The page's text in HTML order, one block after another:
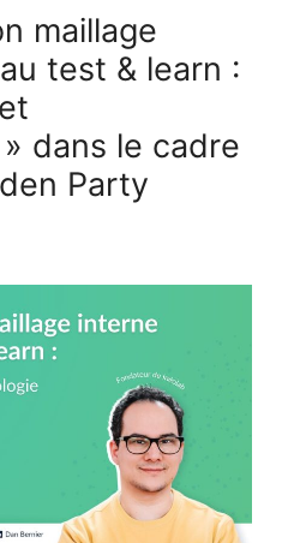
maillage
test & learn :
dans le cadre
Party